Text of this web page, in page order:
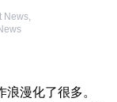
News,
漫化了很多。